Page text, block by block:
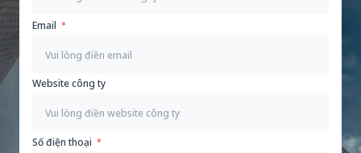
Email
Website công ty
Số điện thoại